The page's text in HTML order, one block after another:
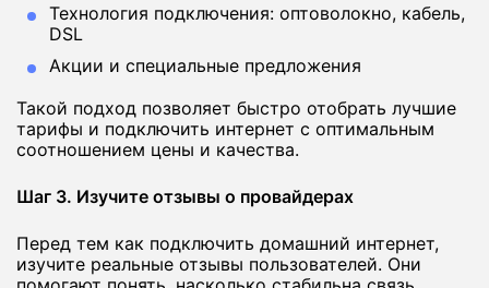
Технология подключения: оптоволокно, кабель,
DSL
Акции и специальные предложения
Такой подход позволяет быстро отобрать лучшие
тарифы и подключить интернет с оптимальным
соотношением цены и качества.
Шаг 3. Изучите отзывы о провайдерах
Перед тем как подключить домашний интернет,
изучите реальные отзывы пользователей. Они